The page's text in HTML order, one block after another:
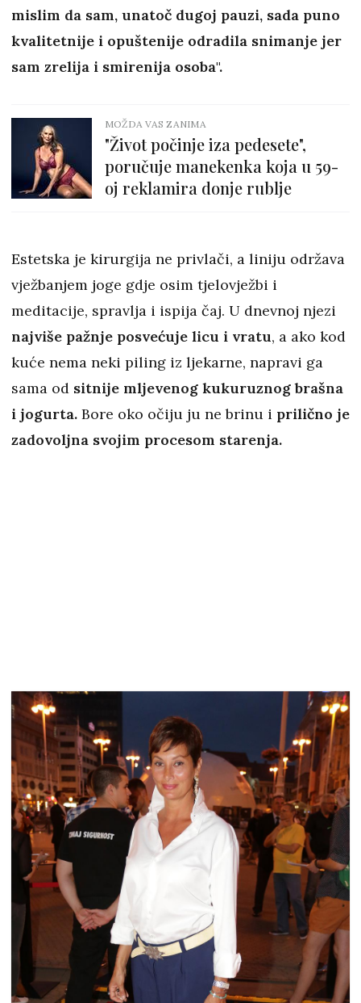
mislim da sam, unatoč dugoj pauzi, sada puno
kvalitetnije i opuštenije odradila snimanje jer
sam zrelija i smirenija osoba".
MOŽDA VAS ZANIMA
"Život počinje iza pedesete",
poručuje manekenka koja u 59-
oj reklamira donje rublje
Estetska je kirurgija ne privlači, a liniju održava
vježbanjem joge gdje osim tjelovježbi i
meditacije, spravlja i ispija čaj. U dnevnoj njezi
najviše pažnje posvećuje licu i vratu, a ako kod
kuće nema neki piling iz ljekarne, napravi ga
sama od sitnije mljevenog kukuruznog brašna
i jogurta. Bore oko očiju ju ne brinu i prilično je
zadovoljna svojim procesom starenja.